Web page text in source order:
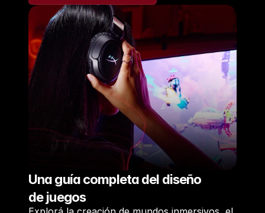
Sumate a impulsar la escena
Una guía completa del diseño
de juegos